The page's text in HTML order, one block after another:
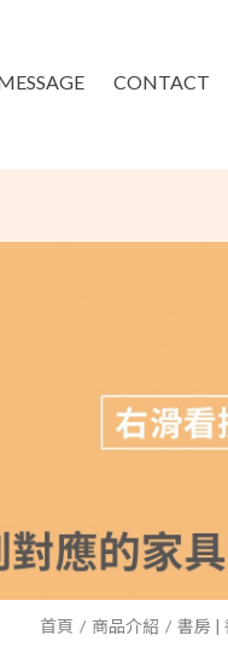
CONTACT
首頁 商品介紹 書房 |